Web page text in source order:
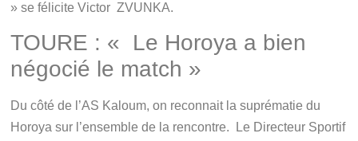
» se félicite Victor ZVUNKA.
TOURE : « Le Horoya a bien
négocié le match »
Du côté de l’AS Kaloum, on reconnait la suprématie du
Horoya sur l’ensemble de la rencontre. Le Directeur Sportif